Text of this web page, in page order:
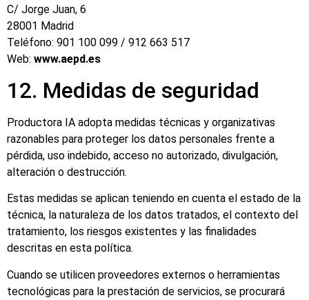
C/ Jorge Juan, 6
28001 Madrid
Teléfono: 901 100 099 / 912 663 517
Web: www.aepd.es
12. Medidas de seguridad
Productora IA adopta medidas técnicas y organizativas
razonables para proteger los datos personales frente a
pérdida, uso indebido, acceso no autorizado, divulgación,
alteración o destrucción.
Estas medidas se aplican teniendo en cuenta el estado de la
técnica, la naturaleza de los datos tratados, el contexto del
tratamiento, los riesgos existentes y las finalidades
descritas en esta política.
Cuando se utilicen proveedores externos o herramientas
tecnológicas para la prestación de servicios, se procurará